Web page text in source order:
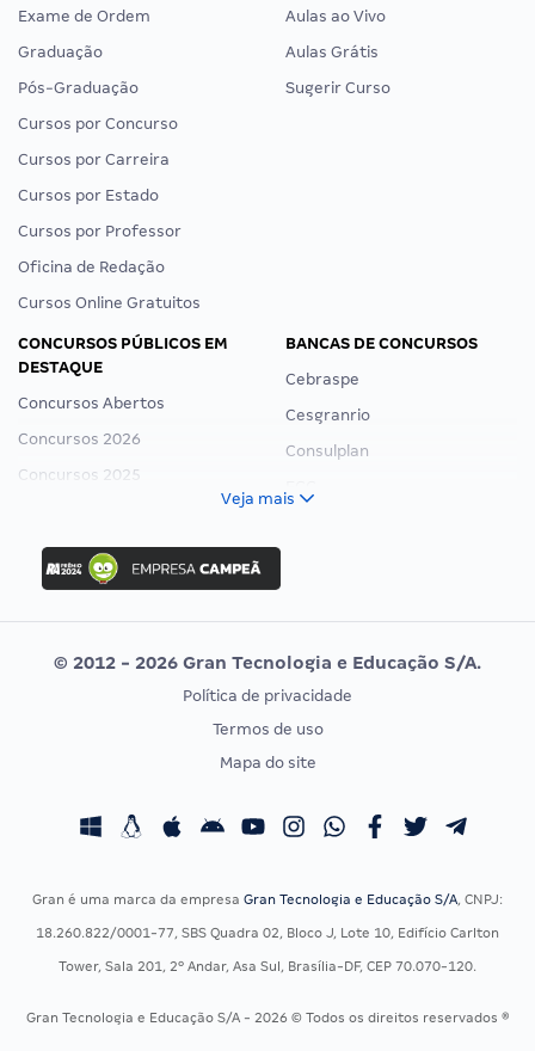
Exame de Ordem
Graduação
Pós-Graduação
Cursos por Concurso
Cursos por Carreira
Cursos por Estado
Cursos por Professor
Oficina de Redação
Cursos Online Gratuitos
Aulas ao Vivo
Aulas Grátis
Sugerir Curso
CONCURSOS PÚBLICOS EM
DESTAQUE
Concursos Abertos
Concursos 2026
Concursos 2025
Concurso Ibama
Concurso MPU
Editais publicados
BANCAS DE CONCURSOS
Cebraspe
Cesgranrio
Consulplan
Vunesp
CONCURSOS POR PROFISSÃO
Concursos Fiscais
Concursos Saúde
Residência Multiprofissional
EXAME DE ORDEM
Calendário OAB
Veja mais
© 2012 - 2026 Gran Tecnologia e Educação S/A.
Política de privacidade
Termos de uso
Mapa do site
Gran é uma marca da empresa Gran Tecnologia e Educação S/A, CNPJ:
18.260.822/0001-77, SBS Quadra 02, Bloco J, Lote 10, Edifício Carlton
Tower, Sala 201, 2º Andar, Asa Sul, Brasília-DF, CEP 70.070-120.
Gran Tecnologia e Educação S/A - 2026 © Todos os direitos reservados ®